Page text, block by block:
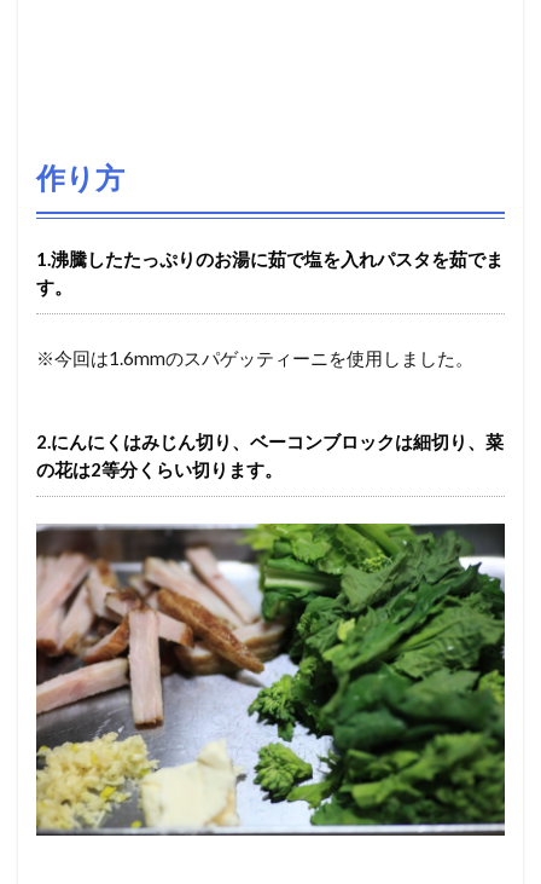
作り方
1.沸騰したたっぷりのお湯に茹で塩を入れパスタを茹でま
す。
※今回は1.6mmのスパゲッティーニを使用しました。
2.にんにくはみじん切り、ベーコンブロックは細切り、菜
の花は2等分くらい切ります。